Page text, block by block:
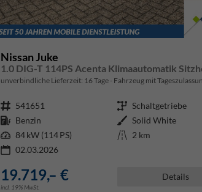
Nissan Juke
unverbindliche Lieferzeit: 16 Tage Fahrzeug mit
Fahrzeugnr. 541651 Getriebe Schaltgetriebe
Kraftstoff Benzin Außenfarbe Solid White
Leistung 84 kW (114 PS) Kilometerstand 2 km
02.03.2026
19.719,– €
incl. 19% MwSt.
Details